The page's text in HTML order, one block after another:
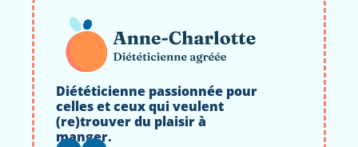
Diététicienne passionnée pour
celles et ceux qui veulent
(re)trouver du plaisir à
manger.